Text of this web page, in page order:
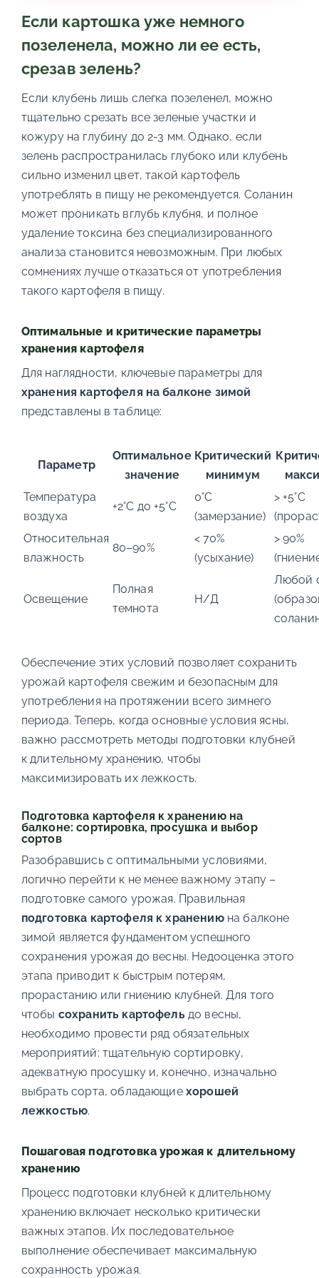
Если картошка уже немного
позеленела, можно ли ее есть,
срезав зелень?
Если клубень лишь слегка позеленел, можно
тщательно срезать все зеленые участки и
кожуру на глубину до 2-3 мм. Однако, если
зелень распространилась глубоко или клубень
сильно изменил цвет, такой картофель
употреблять в пищу не рекомендуется. Соланин
может проникать вглубь клубня, и полное
удаление токсина без специализированного
анализа становится невозможным. При любых
сомнениях лучше отказаться от употребления
такого картофеля в пищу.
Оптимальные и критические параметры
хранения картофеля
Для наглядности, ключевые параметры для
хранения картофеля на балконе зимой
представлены в таблице:
Параметр
Оптимальное
значение
Критический
минимум
Температура
воздуха
+2°C до +5°C
0°C
(замерзание)
> +5°C
Относительная
влажность
80–90%
< 70%
(усыхание)
> 90%
Освещение
Полная
темнота
Н/Д
Любой
Обеспечение этих условий позволяет сохранить
урожай картофеля свежим и безопасным для
употребления на протяжении всего зимнего
периода. Теперь, когда основные условия ясны,
важно рассмотреть методы подготовки клубней
к длительному хранению, чтобы
максимизировать их лежкость.
Подготовка картофеля к хранению на
балконе: сортировка, просушка и выбор
сортов
Разобравшись с оптимальными условиями,
логично перейти к не менее важному этапу –
подготовке самого урожая. Правильная
подготовка картофеля к хранениюна балконе
зимой является фундаментом успешного
сохранения урожая до весны. Недооценка этого
этапа приводит к быстрым потерям,
прорастанию или гниению клубней. Для того
чтобы сохранить картофель до весны,
необходимо провести ряд обязательных
мероприятий: тщательную сортировку,
адекватную просушку и, конечно, изначально
выбрать сорта, обладающие хорошей
лежкостью.
Пошаговая подготовка урожая к длительному
хранению
Процесс подготовки клубней к длительному
хранению включает несколько критически
важных этапов. Их последовательное
выполнение обеспечивает максимальную
сохранность урожая.